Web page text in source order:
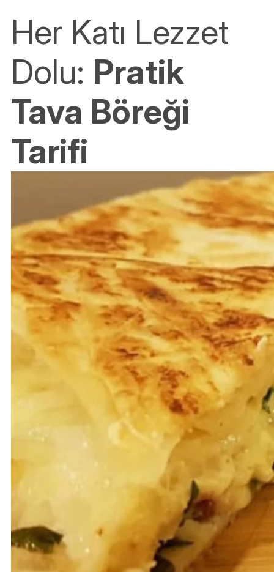
Her Katı Lezzet
Dolu: Pratik
Tava Böreği
Tarifi